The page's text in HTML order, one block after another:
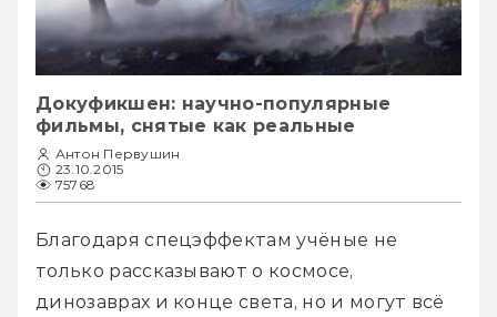
Докуфикшен: научно-популярные
фильмы, снятые как реальные
Антон Первушин
23.10.2015
75768
Благодаря спецэффектам учёные не
только рассказывают о космосе,
динозаврах и конце света, но и могут всё